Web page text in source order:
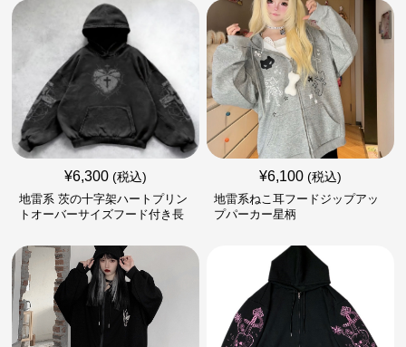
¥6,300 (税込)
地雷系 茨の十字架ハートプリン
トオーバーサイズフード付き長
¥6,100 (税込)
地雷系ねこ耳フードジップアッ
プパーカー星柄